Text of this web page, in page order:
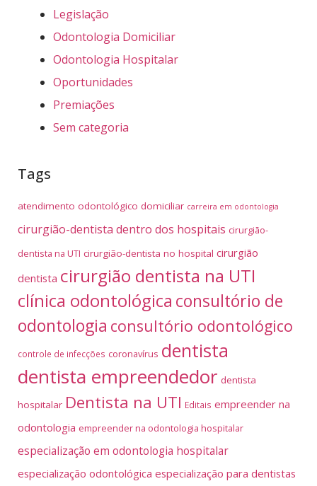
Legislação
Odontologia Domiciliar
Odontologia Hospitalar
Oportunidades
Premiações
Sem categoria
Tags
atendimento odontológico domiciliar carreira em odontologia
cirurgião-dentista dentro dos hospitais cirurgião-
dentista na UTI cirurgião-dentista no hospital cirurgião
dentista cirurgião dentista na UTI
clínica odontológica consultório de
odontologia consultório odontológico
controle de infecções coronavírus dentista
dentista empreendedor dentista
hospitalar Dentista na UTI Editais empreender na
odontologia empreender na odontologia hospitalar
especialização em odontologia hospitalar
especialização odontológica especialização para dentistas